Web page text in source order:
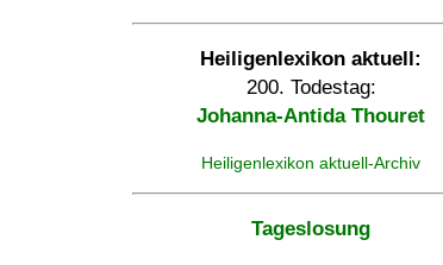
Heiligenlexikon aktuell:
200. Todestag:
Johanna-Antida Thouret
Heiligenlexikon aktuell-Archiv
Tageslosung